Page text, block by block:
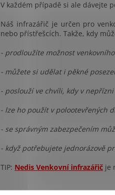
V každém případě si ale dávejte
Náš infrazářič je určen pro
nebo přístřešcích. Takže, kdy
- prodloužíte možnost
- můžete si udělat i pěkné
- poslouží ve chvíli, kdy v
- lze ho použít v polootevřených
- se správným zabezpečením
- když potřebujete jednorázově
TIP: Nedis Venkovní infrazářič je